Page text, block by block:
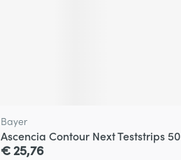
Bayer
Ascencia Contour Next Teststrips 50
€ 25,76